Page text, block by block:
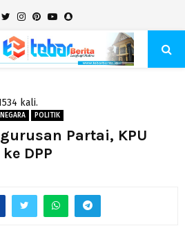
TwitterInstagram
Pinterest
YoutubeSnapchat
kali.
POLITIK
Partai, KPU
DPP